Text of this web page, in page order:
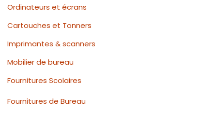
Ordinateurs et écrans
Cartouches et Tonners
Imprimantes & scanners
Mobilier de bureau
Fournitures Scolaires
Fournitures de Bureau